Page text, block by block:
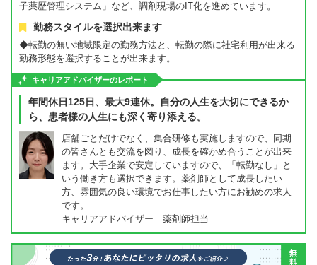
子薬歴管理システム」など、調剤現場のIT化を進めています。
勤務スタイルを選択出来ます
◆転勤の無い地域限定の勤務方法と、転勤の際に社宅利用が出来る
勤務形態を選択することが出来ます。
キャリアアドバイザーのレポート
年間休日125日、最大9連休。自分の人生を大切にできるか
ら、患者様の人生にも深く寄り添える。
店舗ごとだけでなく、集合研修も実施しますので、同期
の皆さんとも交流を図り、成長を確かめ合うことが出来
ます。大手企業で安定していますので、「転勤なし」と
いう働き方も選択できます。薬剤師として成長したい
方、雰囲気の良い環境でお仕事したい方にお勧めの求人
です。
キャリアアドバイザー 薬剤師担当